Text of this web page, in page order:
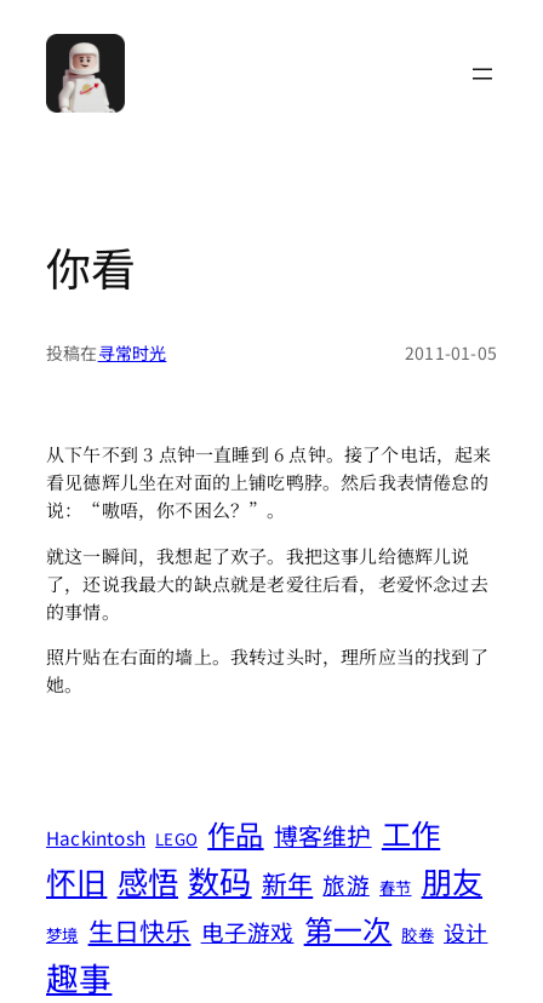
你看
投稿在寻常时光 2011-01-05
从下午不到 3 点钟一直睡到 6 点钟。接了个电话，起来
看见德辉儿坐在对面的上铺吃鸭脖。然后我表情倦怠的
说：“嗷唔，你不困么？”。
就这一瞬间，我想起了欢子。我把这事儿给德辉儿说
了，还说我最大的缺点就是老爱往后看，老爱怀念过去
的事情。
照片贴在右面的墙上。我转过头时，理所应当的找到了
她。
Hackintosh LEGO 作品 博客维护 工作
怀旧 感悟 数码 新年 旅游 春节 朋友
梦境 生日快乐 电子游戏 第一次 胶卷 设计
趣事